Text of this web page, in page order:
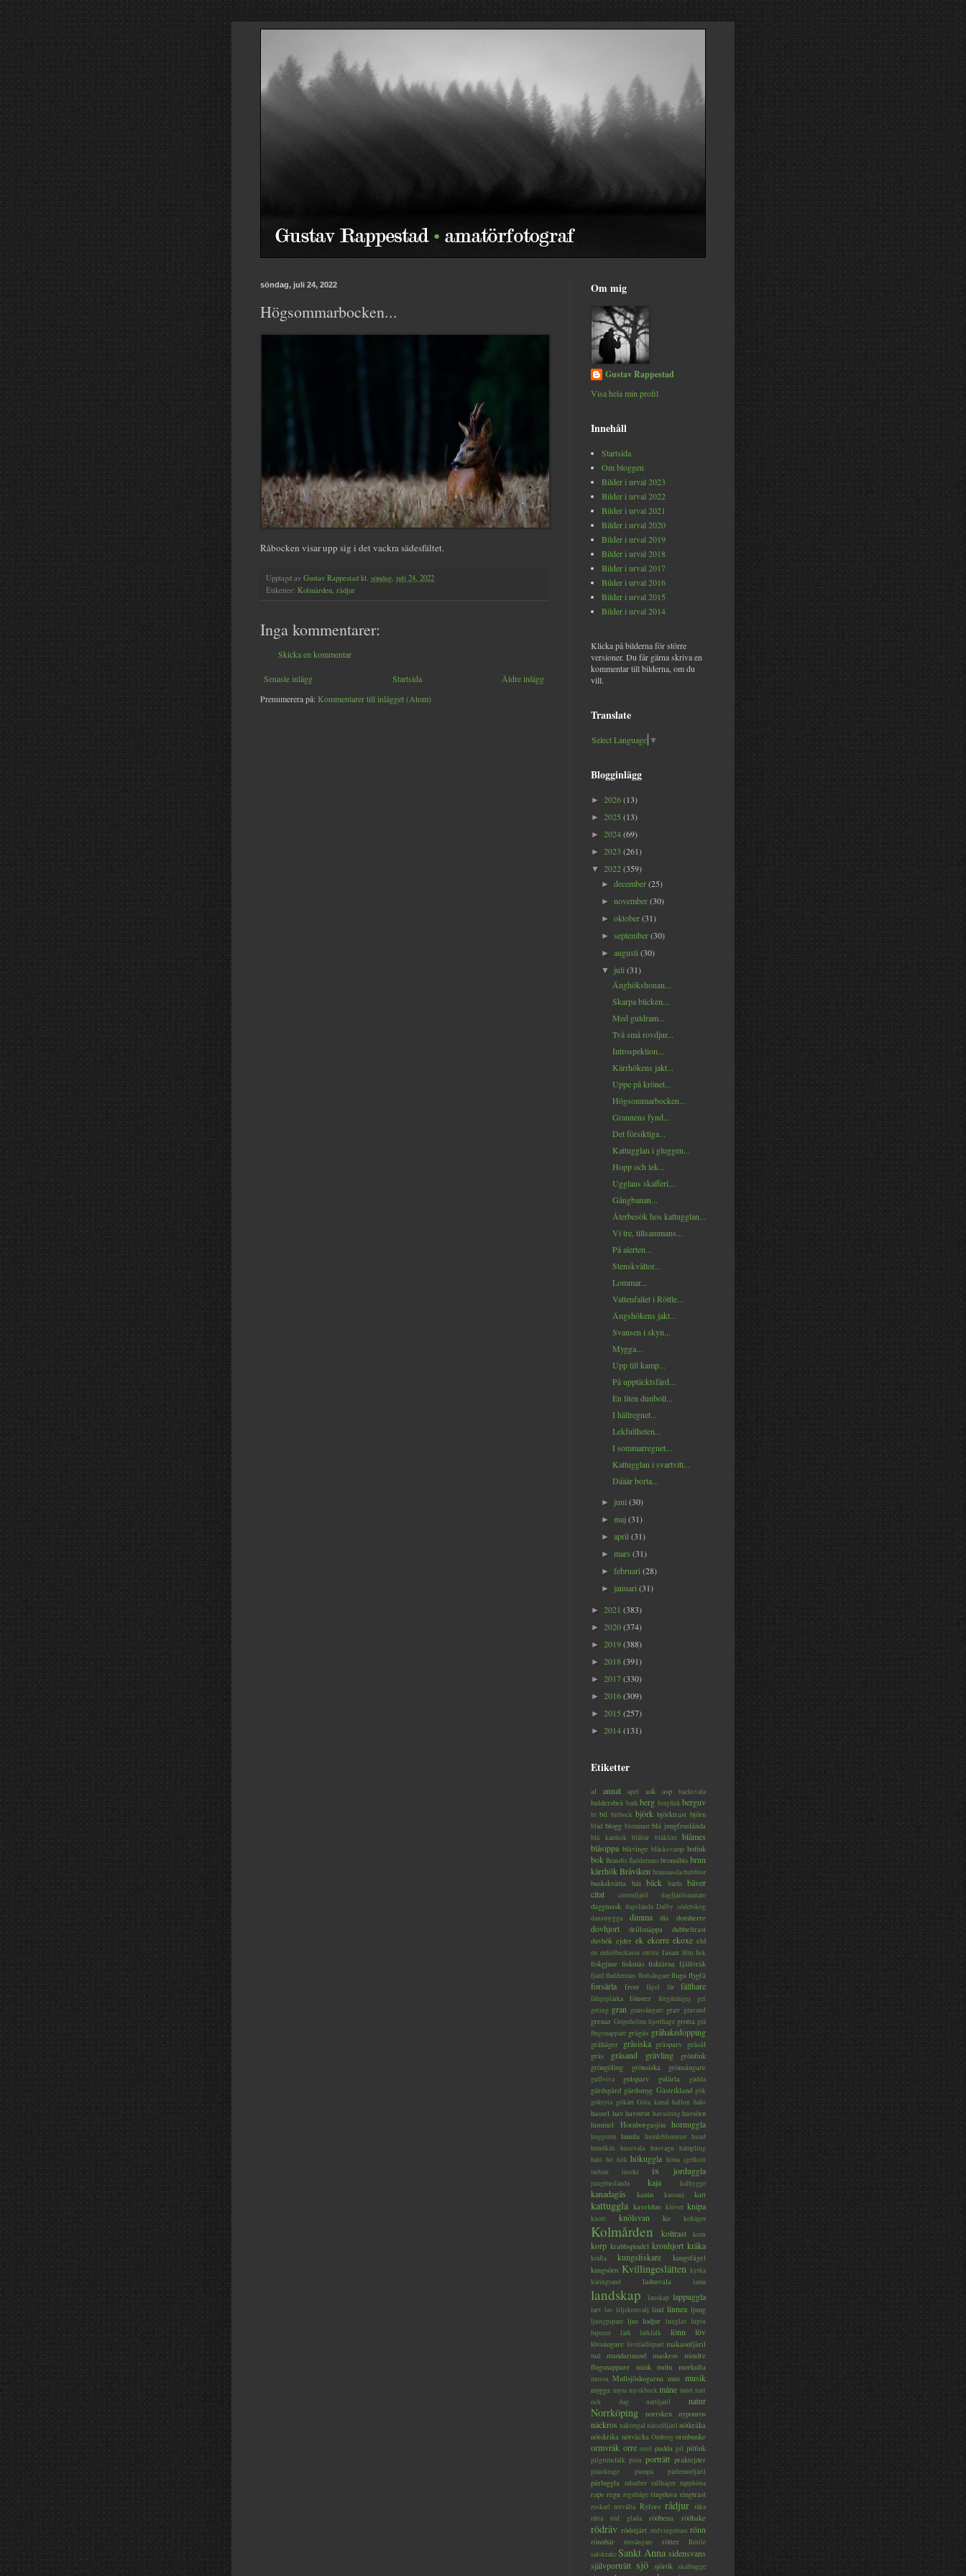
söndag, juli 24, 2022
Högsommarbocken...
Råbocken visar upp sig i det vackra sädesfältet.
Upplagd av Gustav Rappestad kl. söndag, juli 24, 2022
Etiketter: Kolmården, rådjur
Inga kommentarer:
Skicka en kommentar
Senaste inlägg Äldre inlägg
Startsida
Prenumerera på: Kommentarer till inlägget (Atom)
Om mig
Gustav Rappestad
Visa hela min profil
Innehåll
Startsida
Om bloggen
Bilder i urval 2023
Bilder i urval 2022
Bilder i urval 2021
Bilder i urval 2020
Bilder i urval 2019
Bilder i urval 2018
Bilder i urval 2017
Bilder i urval 2016
Bilder i urval 2015
Bilder i urval 2014
Klicka på bilderna för större
versioner. Du får gärna skriva en
kommentar till bilderna, om du
vill.
Translate
Select Language ▼
Blogginlägg
► 2026(13)
► 2025 (13)
► 2024(69)
► 2023 (261)
▼ 2022(359)
►december(25)
►november(30)
►oktober(31)
►september(30)
►augusti(30)
▼ juli(31)
Änghökshonan...
Skarpa blicken...
Med guldram...
Två små rovdjur...
Introspektion...
Kärrhökens jakt...
Uppe på krönet...
Högsommarbocken...
Grannens fynd...
Det försiktiga...
Kattugglan i gluggen...
Hopp och lek...
Ugglans skafferi...
Gångbanan...
Återbesök hos kattugglan...
Vi tre, tillsammans...
På alerten...
Stenskvättor...
Lommar...
Vattenfallet i Röttle...
Ängshökens jakt...
Svansen i skyn...
Mygga...
Upp till kamp...
På upptäcktsfärd...
En liten dunboll...
I hällregnet...
Lekfullheten...
I sommarregnet...
Kattugglan i svartvitt...
Dääär borta...
► juni(30)
►maj(31)
►april(31)
►mars(31)
►februari(28)
► januari(31)
► 2021 (383)
► 2020(374)
► 2019(388)
► 2018 (391)
► 2017(330)
► 2016(309)
► 2015 (257)
► 2014(131)
Etiketter
al annat apel ask asp backsvala
baldersbrå barkberg bergfinkberguv
bi bil bitbock björk björktrast björn
blad blogg blommor blå jungfruslända
blå kärrhök blåbär blåklint
blåmes
blåsippa blåvinge bläcksvamp bofink
bok Brandts fladdermus bronsibis brun
kärrhökBråviken brännässlabubblor
buskskvätta båt bäck bärfis bäver
citat
citronfjäril dagfjärilsmätare
daggmask dagslända Dalby söderskog
dansmygga
dimma dis domherre
dovhjort drillsnäppa
dubbeltrast
duvhök ejder ek ekorre ekoxe eld
en enkelbeckasin entita fasan film fisk
fiskgjuse fiskmås fisktärna fjällvråk
fjäril fladdermus flodsångarefluga flygfä
forsärla frost fågel får fälthare
fältpiplärka fönster förgätmigej
get
geting gran gransångare grav gravand
grenar Gripsholms hjorthage grotta grå
flugsnappare grågås gråhakedopping
gråhäger gråsiska gråsparv gråsäl
gräs
gräsand grävling
grönfink
gröngöling
grönsiska grönsångare
gullviva gulsparv gulärla gädda
gärdsgård gärdsmyg Gästrikland gök
göktyta gökärt Göta kanal hallon halo
hassel hav havstrut havsöring havsörn
himmel
Hornborgasjön hornuggla
huggorm humla humleblomster hund
hundkäx
hussvala husvagn
hämpling
häst hö hök hökuggla höna igelkott
indian
insekt is jorduggla
jungfruslända kaja kalhygge
kanadagås kanin kastanj katt
kattuggla kaveldun klöver knipa
knott knölsvan ko kohäger
Kolmården koltrast korn
korp krabbspindel kronhjort kråka
kräfta kungsfiskare
kungsfågel
kungsörn Kvillingeslätten kyrka
käringtand
ladusvala lama
landskap lanskap lappuggla
larv lav liljekonvalj lind linnea ljung
ljungpipare ljus lodjur lunglav lupin
lupiner
lärk lärkfalk lönn löv
lövsångare lövträdlöpare makaonfjäril
mal mandarinand maskros
mindre
flugsnappare
mink moln morkulla
mossa Mullsjöskogarna mus musik
mygga myra myskbock måne mört natt
och dag
nattfjäril natur
Norrköping norrsken nyponros
näckros näktergal nässelfjäril nötkråka
nötskrika nötväcka Omberg ormbunke
ormvråk orre oxel padda pil pilfink
pilgrimsfalk pion porträtt praktejder
prästkrage pumpa pärlemorfjäril
pärluggla rabarber rallhäger rapphöna
raps regn regnbåge ringduva ringtrast
roskarl rotvälta Ryfors rådjur råka
råtta
röd glada rödbena rödhake
rödräv rödstjärt rödvingetrast rönn
rönnbär rörsångare rötter
Röttle
salskrakeSankt Anna sidensvans
självporträtt sjö sjörök skalbagge